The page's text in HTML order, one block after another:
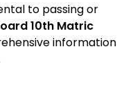
to passing or
10th Matric
information